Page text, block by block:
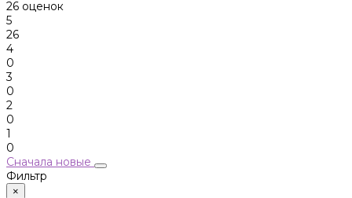
26 оценок
5
26
4
0
3
0
2
0
1
0
Сначала новые
Фильтр
×